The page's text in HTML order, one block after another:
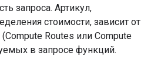
запроса. Артикул,
стоимости, зависит от
Routes или Compute
в запросе функций.